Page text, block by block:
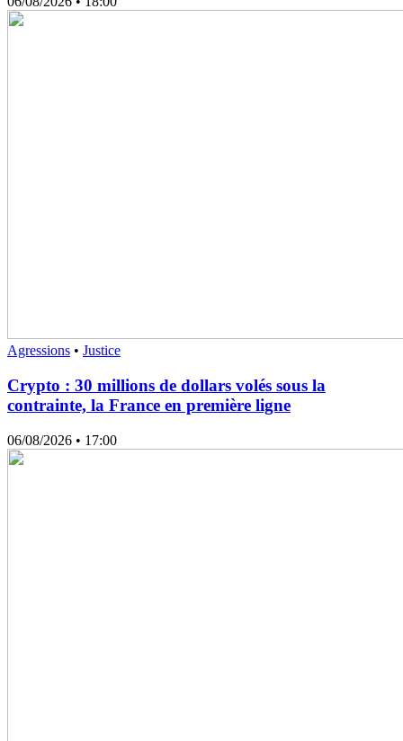
Agressions • Justice
Crypto : 30 millions de dollars volés sous la
contrainte, la France en première ligne
06/08/2026 • 17:00